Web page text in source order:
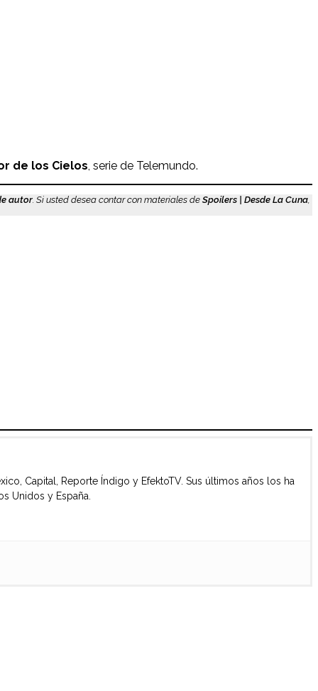
de los Cielos, serie de Telemundo.
autor. Si usted desea contar con materiales de Spoilers | Desde La Cuna,
Capital, Reporte Índigo y EfektoTV. Sus últimos años los ha
Unidos y España.